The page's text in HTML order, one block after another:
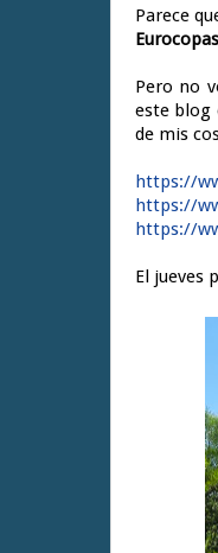
Parece
Eurocopas
Pero no
este blog
de mis
https://
https://
https://
El jueves